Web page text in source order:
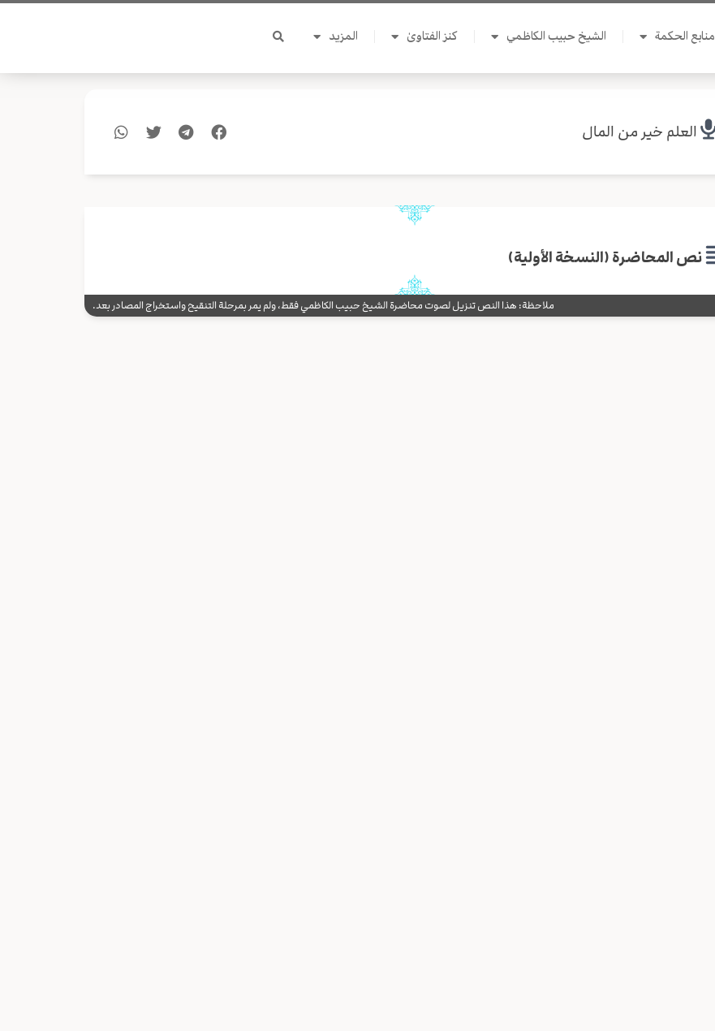
منابع الحكمة الشيخ حبيب الكاظمي كنز الفتاوىٰ المزيد
العلم خير من المال
نص المحاضرة (النسخة الأولية)
ملاحظة: هذا النص تنزيل لصوت محاضرة الشيخ حبيب الكاظمي فقط، ولم يمر بمرحلة التنقيح واستخراج المصادر بعد.